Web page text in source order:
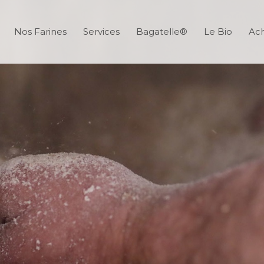
Nos Farines Services Bagatelle® Le Bio